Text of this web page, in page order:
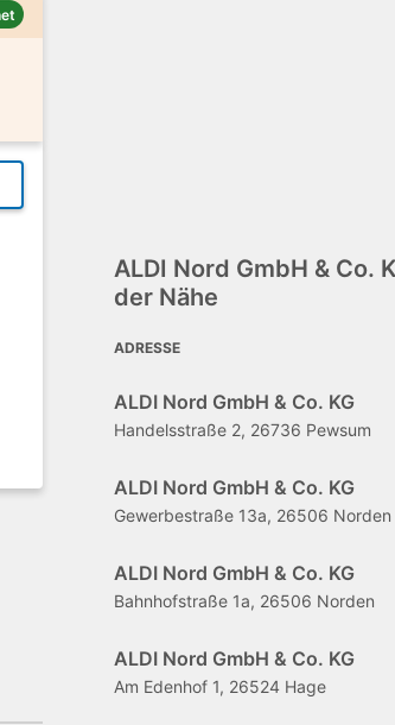
ALDI Nord GmbH & Co.
der Nähe
ADRESSE
ALDI Nord GmbH & Co. KG
Handelsstraße 2, 26736 Pewsum
ALDI Nord GmbH & Co. KG
Gewerbestraße 13a, 26506 Norden
ALDI Nord GmbH & Co. KG
Bahnhofstraße 1a, 26506 Norden
ALDI Nord GmbH & Co. KG
Am Edenhof 1, 26524 Hage